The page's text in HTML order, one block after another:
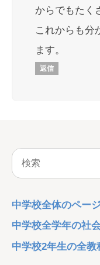
からでもたく
これからも分
ます。
返信
中学校全体のペー
中学校全学年の社
中学校2年生の全教